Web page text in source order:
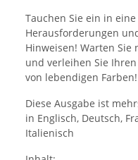
Tauchen Sie ein in
Herausforderungen
Hinweisen! Warten Sie
und verleihen Sie
von lebendigen Farben!
Diese Ausgabe ist
in Englisch, Deutsch,
Italienisch